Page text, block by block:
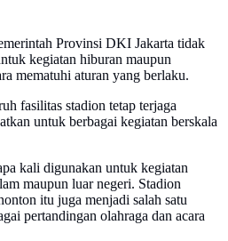
Provinsi DKI Jakarta tidak
kegiatan hiburan maupun
mematuhi aturan yang berlaku.
fasilitas stadion tetap terjaga
untuk berbagai kegiatan berskala
kali digunakan untuk kegiatan
maupun luar negeri. Stadion
itu juga menjadi salah satu
pertandingan olahraga dan acara